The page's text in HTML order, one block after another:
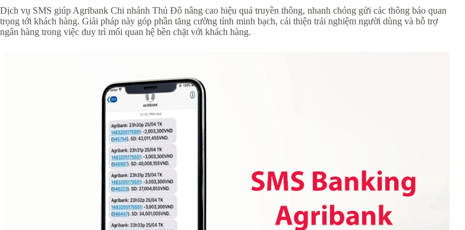
Dịch vụ SMS giúp Agribank Chi nhánh Thủ Đô nâng cao hiệu quả truyền thông, nhanh chóng gửi các thông báo quan
trọng tới khách hàng. Giải pháp này góp phần tăng cường tính minh bạch, cải thiện trải nghiệm người dùng và hỗ trợ
ngân hàng trong việc duy trì mối quan hệ bền chặt với khách hàng.